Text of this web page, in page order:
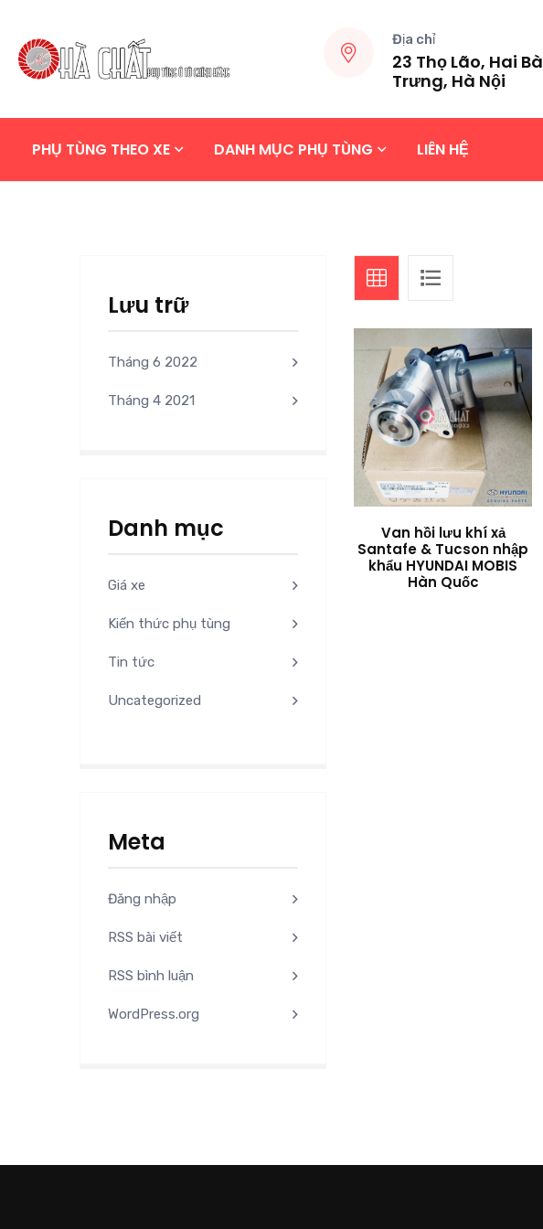
Địa chỉ
23 Thọ Lão, Hai Bà
Trưng, Hà Nội
PHỤ TÙNG THEO XE DANH MỤC PHỤ TÙNG LIÊN HỆ
Lưu trữ
Tháng 6 2022
Tháng 4 2021
Danh mục
Giá xe
Kiến thức phụ tùng
Tin tức
Uncategorized
Meta
Đăng nhập
RSS bài viết
RSS bình luận
WordPress.org
Van hồi lưu khí xả
Santafe & Tucson nhập
khẩu HYUNDAI MOBIS
Hàn Quốc